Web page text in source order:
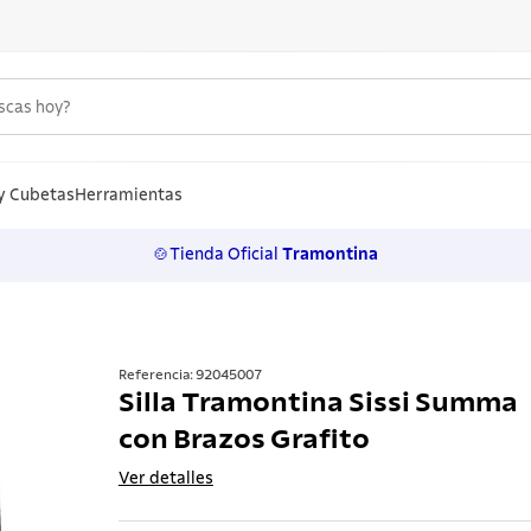
Cubetas Herramientas
🍲Tienda Oficial Tramontina
Referencia:92045007
Silla Tramontina Sissi Summa
con Brazos Grafito
Ver detalles
inoxidable